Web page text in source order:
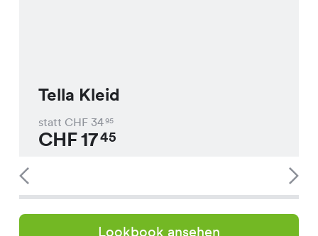
Tella Kleid
statt CHF 3495
CHF1745
Lookbook ansehen